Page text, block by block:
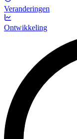
Veranderingen
Ontwikkeling